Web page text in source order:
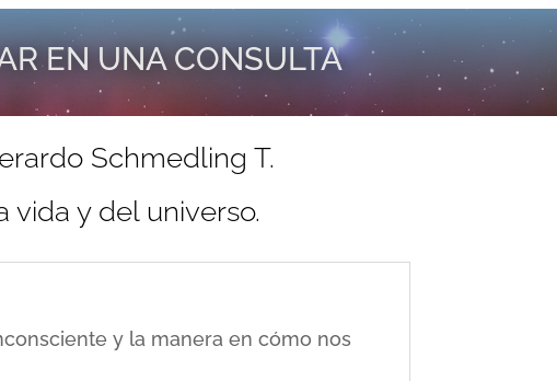
EN UNA CONSULTA
Schmedling T.
y del universo.
y la manera en cómo nos